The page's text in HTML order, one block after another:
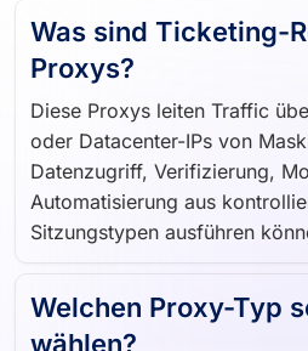
Was sind Ticketing-
Proxys?
Diese Proxys leiten Traffic
oder Datacenter-IPs von
Datenzugriff, Verifizierung,
Automatisierung aus
Sitzungstypen ausführen
Welchen Proxy-Typ
wählen?